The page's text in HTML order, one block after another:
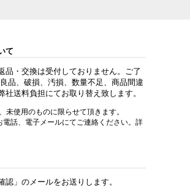
て
品・交換は受付しておりません。ご了
品、破損、汚損、数量不足、商品間違
社送料負担にてお取り替え致します。
使用のものに限らせて頂きます。
話、電子メールにてご連絡ください。詳
認」のメールをお送りします。